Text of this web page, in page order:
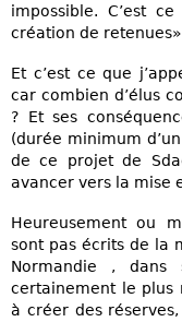
impossible. C’est
création de
Et c’est ce que
car combien d’élus
? Et ses
(durée minimum
de ce projet de
avancer vers la mise
Heureusement ou
sont pas écrits de la
Normandie , dans
certainement le plus
à créer des